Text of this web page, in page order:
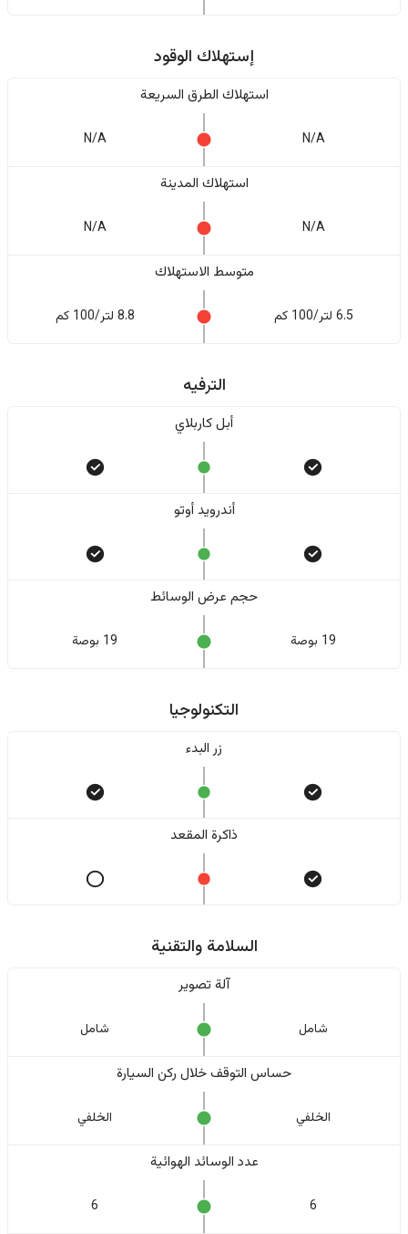
إستهلاك الوقود
استهلاك الطرق السريعة
N/A
N/A
استهلاك المدينة
N/A
N/A
متوسط الاستهلاك
6.5 لتر/100 كم 8.8 لتر/100 كم
الترفيه
أبل كاربلاي
أندرويد أوتو
حجم عرض الوسائط
19 بوصة 19 بوصة
التكنولوجيا
زر البدء
ذاكرة المقعد
السلامة والتقنية
آلة تصوير
شامل شامل
حساس التوقف خلال ركن السيارة
الخلفي الخلفي
عدد الوسائد الهوائية
6
6